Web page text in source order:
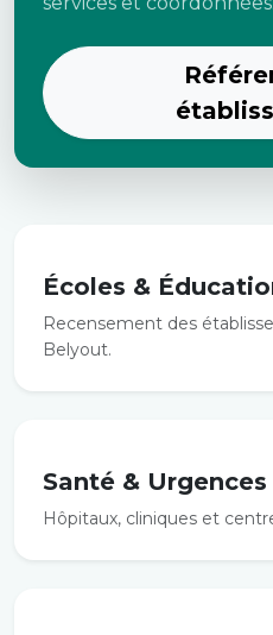
Écoles &
Recensement des
Belyout.
Santé & Urgences
Hôpitaux, cliniques et